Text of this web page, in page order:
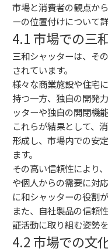
市場と消費者の観点か
ーの位置付けについて
4.1 市場での三
三和シャッターは、そ
されています。
様々な商業施設や住宅
持つ一方、独自の開発
ッターや独自の開閉機
これらが結果として、
形成し、市場内での安
ます。
その高い信頼性により
や個人からの需要に対
に和シャッターの役割
また、自社製品の信頼
証活動に取り組む姿勢
4.2 市場での文